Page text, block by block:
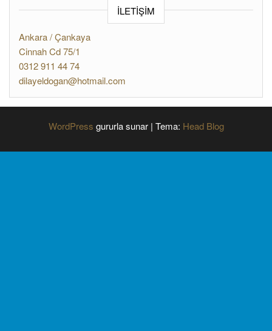
İLETİŞİM
Ankara / Çankaya
Cinnah Cd 75/1
0312 911 44 74
dilayeldogan@hotmail.com
WordPress gururla sunar | Tema: Head Blog